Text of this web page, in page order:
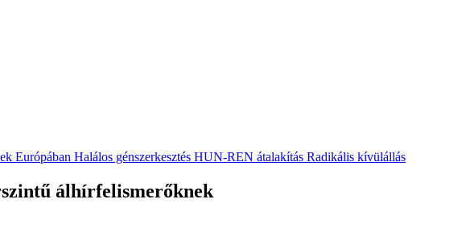
Európában Halálos génszerkesztés HUN-REN átalakítás Radikális kívülállás
álhírfelismerőknek